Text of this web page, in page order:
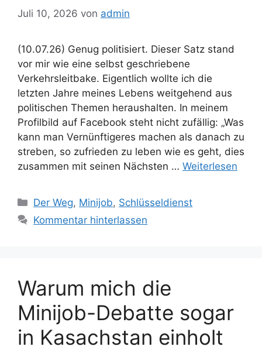
Juli 10, 2026 von admin
(10.07.26) Genug politisiert. Dieser Satz stand
vor mir wie eine selbst geschriebene
Verkehrsleitbake. Eigentlich wollte ich die
letzten Jahre meines Lebens weitgehend aus
politischen Themen heraushalten. In meinem
Profilbild auf Facebook steht nicht zufällig: „Was
kann man Vernünftigeres machen als danach zu
streben, so zufrieden zu leben wie es geht, dies
zusammen mit seinen Nächsten … Weiterlesen
Kategorien
Der Weg, Minijob, Schlüsseldienst
Kommentar hinterlassen
Warum mich die
Minijob-Debatte sogar
in Kasachstan einholt